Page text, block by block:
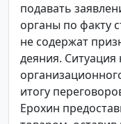
подавать
органы по факту
не содержат
деяния. Ситуация
итогу
Ерохин